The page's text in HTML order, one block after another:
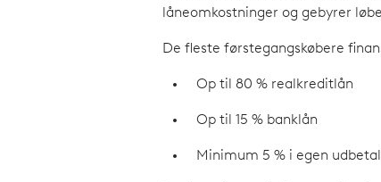
låneomkostninger og gebyrer
De fleste førstegangskøbere
Op til 80 % realkreditlån
Op til 15 % banklån
Minimum 5 % i egen